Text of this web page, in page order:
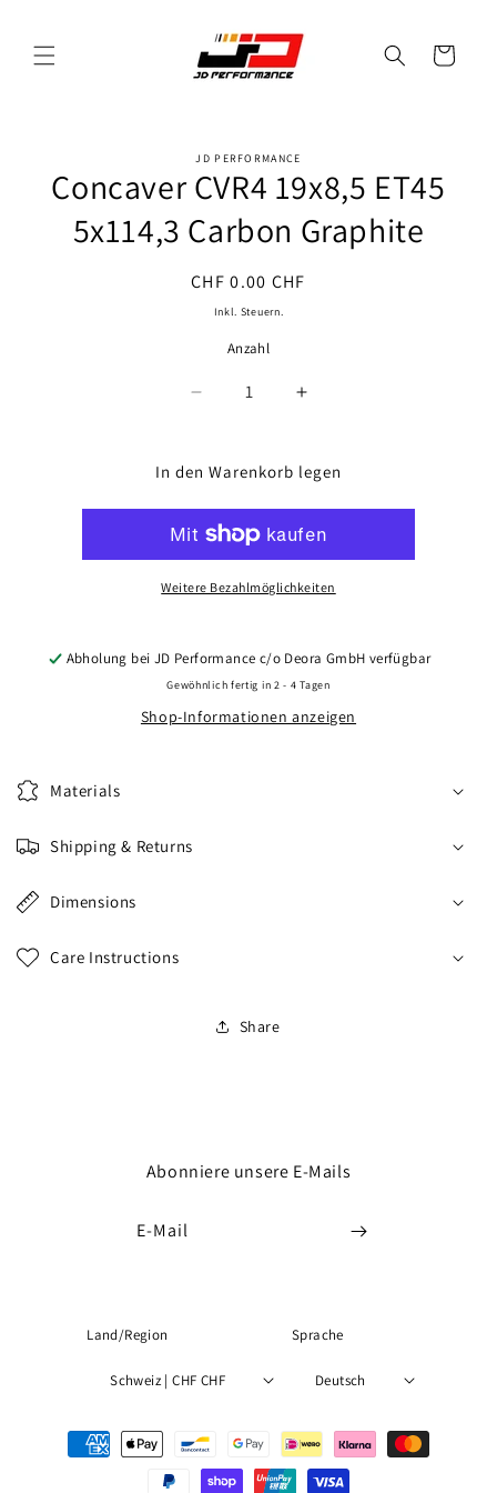
Inhalt
Warenkorb
JD PERFORMANCE
Concaver CVR4 19x8,5 ET45
5x114,3 Carbon Graphite
Normaler
Preis
CHF 0.00 CHF
Inkl. Steuern.
Anzahl
Anzahl
Verringere
für
CVR4
19x8,5
ET45
5x114,3
Erhöhe
für
19x8,5
ET45
5x114,3
In den Warenkorb legen
Weitere Bezahlmöglichkeiten
Abholung bei JD Performance c/o Deora GmbH verfügbar
Gewöhnlich fertig in 2 - 4 Tagen
Shop-Informationen anzeigen
Materials
Shipping & Returns
Dimensions
Care Instructions
Share
Abonniere unsere E-Mails
E-Mail
Land/Region
Schweiz | CHF CHF
Sprache
Deutsch
Zahlungsmethoden